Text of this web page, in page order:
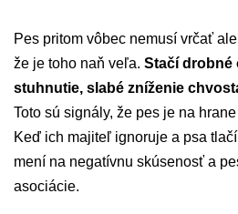
Pes pritom vôbec nemusí vrčať
že je toho naň veľa. Stačí drobné
stuhnutie, slabé zníženie
Toto sú signály, že pes je na
Keď ich majiteľ ignoruje a psa
mení na negatívnu skúsenosť a
asociácie.